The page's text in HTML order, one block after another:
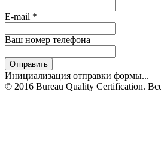
E-mail *
Ваш номер телефона
Отправить
Инициализация отправки формы...
© 2016 Bureau Quality Certification.